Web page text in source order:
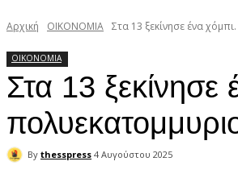
Αρχική ΟΙΚΟΝΟΜΙΑ Στα 13 ξεκίνησε ένα
ΟΙΚΟΝΟΜΙΑ
Στα 13 ξεκίνησε
By thesspress 4 Αυγούστου 2025